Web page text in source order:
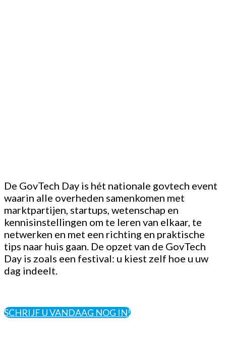
De GovTech Day is hét nationale govtech event
waarin alle overheden samenkomen met
marktpartijen, startups, wetenschap en
kennisinstellingen om te leren van elkaar, te
netwerken en met een richting en praktische
tips naar huis gaan. De opzet van de GovTech
Day is zoals een festival: u kiest zelf hoe u uw
dag indeelt.
SCHRIJF U VANDAAG NOG IN!